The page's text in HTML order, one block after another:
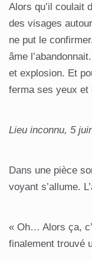
Alors qu’il coulait
des visages
ne put le
âme
et explosion. Et
ferma ses yeux et
Lieu inconnu, 5
Dans une pièce
voyant s’allume.
« Oh… Alors ça,
finalement trouvé